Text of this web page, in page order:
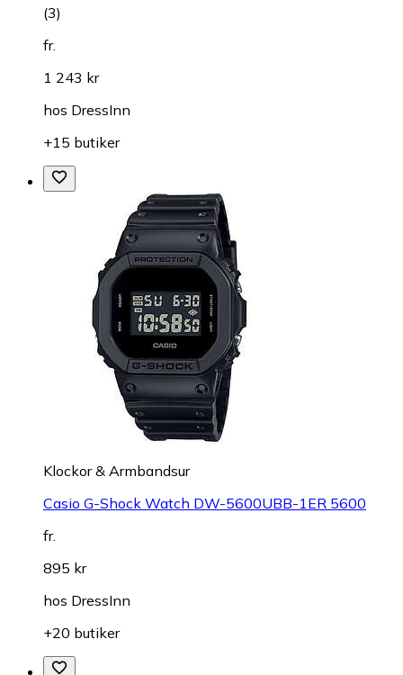
(3)
fr.
1 243 kr
hos DressInn
+15 butiker
Klockor & Armbandsur
Casio G-Shock Watch DW-5600UBB-1ER 5600
fr.
895 kr
hos DressInn
+20 butiker